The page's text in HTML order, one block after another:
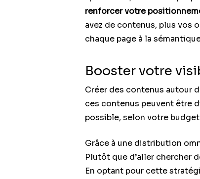
renforcer votre
avez de contenus, plus vos
chaque page à la
Booster votre
Créer des contenus autour
ces contenus peuvent être
possible, selon votre
Grâce à une distribution
Plutôt que d’aller chercher
En optant pour cette